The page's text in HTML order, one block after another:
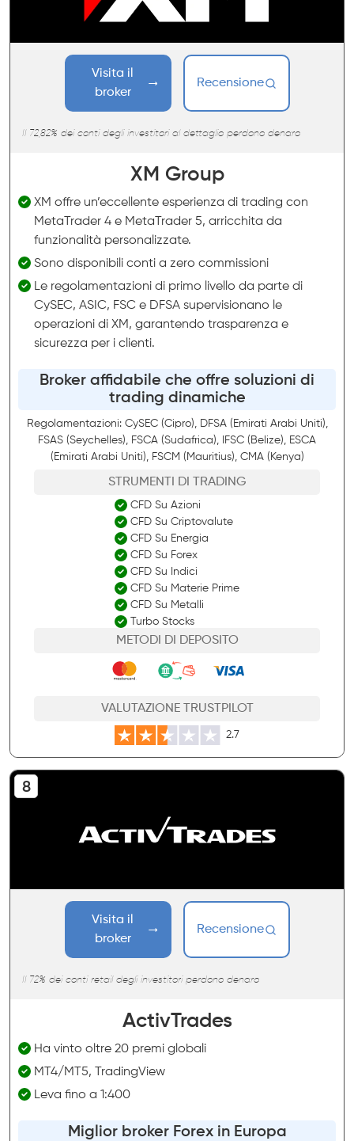
Visita il
broker
Recensione
Il 72,82% dei conti degli investitori al dettaglio perdono denaro
XM Group
XM offre un’eccellente esperienza di trading con
MetaTrader 4 e MetaTrader 5, arricchita da
funzionalità personalizzate.
Sono disponibili conti a zero commissioni
Le regolamentazioni di primo livello da parte di
CySEC, ASIC, FSC e DFSA supervisionano le
operazioni di XM, garantendo trasparenza e
sicurezza per i clienti.
Broker affidabile che offre soluzioni di
trading dinamiche
Regolamentazioni: CySEC (Cipro), DFSA (Emirati Arabi Uniti),
FSAS (Seychelles), FSCA (Sudafrica), IFSC (Belize), ESCA
(Emirati Arabi Uniti), FSCM (Mauritius), CMA (Kenya)
STRUMENTI DI TRADING
CFD Su Azioni
CFD Su Criptovalute
CFD Su Energia
CFD Su Forex
CFD Su Indici
CFD Su Materie Prime
CFD Su Metalli
Turbo Stocks
METODI DI DEPOSITO
VALUTAZIONE TRUSTPILOT
2.7
Visita il
broker
Recensione
Il 72% dei conti retail degli investitori perdono denaro
ActivTrades
Ha vinto oltre 20 premi globali
MT4/MT5, TradingView
Leva fino a 1:400
Miglior broker Forex in Europa